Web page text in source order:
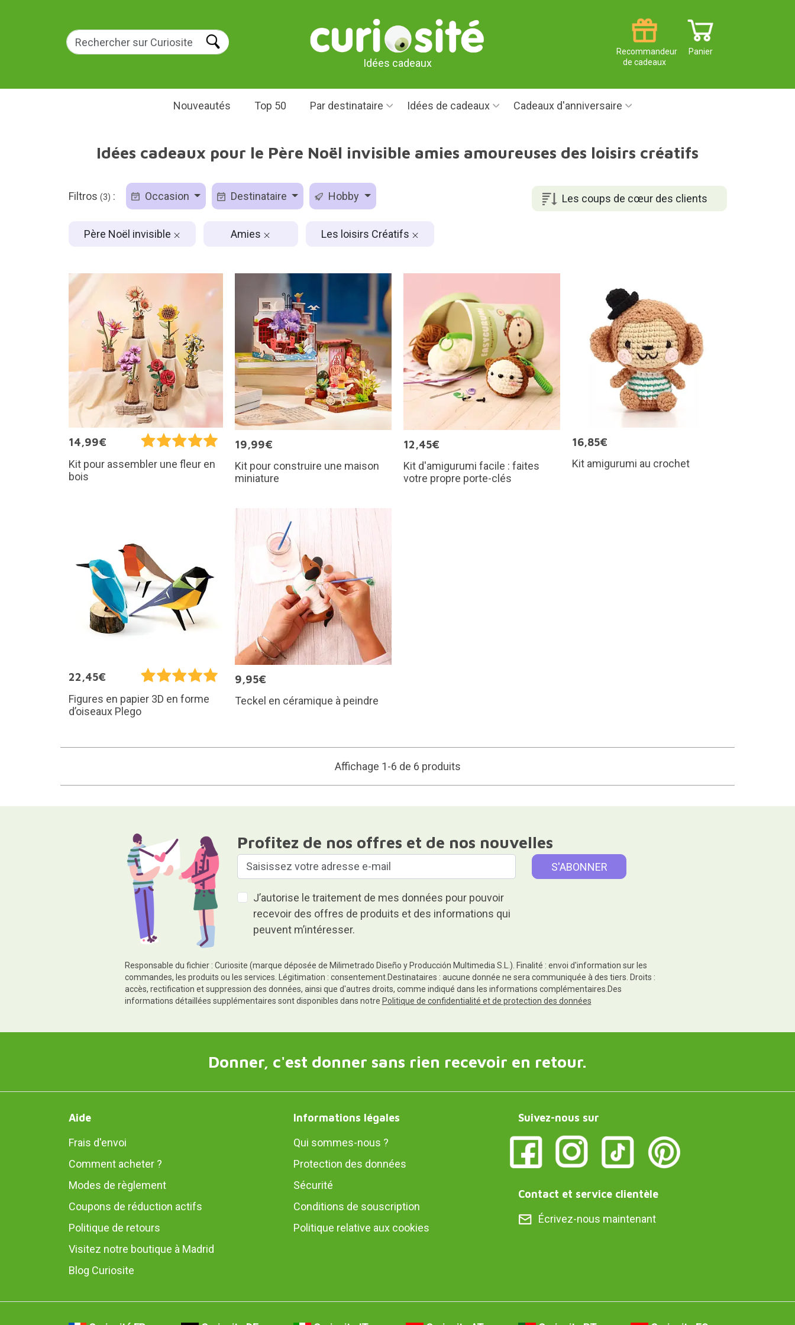
Idées cadeaux
Panier
Recommandeur
de cadeaux
Nouveautés Top 50 Par destinataire Idées de cadeaux Cadeaux d'anniversaire
Idées cadeaux pour le Père Noël invisible amies amoureuses des loisirs créatifs
Les coups de cœur des clients
Filtros (3) : Occasion Destinataire Hobby
Père Noël invisible Amies Les loisirs Créatifs
14,99€
Kit pour assembler une fleur en
bois
19,99€
Kit pour construire une maison
miniature
12,45€
Kit d'amigurumi facile : faites
votre propre porte-clés
16,85€
Kit amigurumi au crochet
22,45€
Figures en papier 3D en forme
d’oiseaux Plego
9,95€
Teckel en céramique à peindre
Affichage 1-6 de 6 produits
Profitez de nos offres et de nos nouvelles
J’autorise le traitement de mes données pour pouvoir
recevoir des offres de produits et des informations qui
peuvent m’intéresser.
Responsable du fichier : Curiosite (marque déposée de Milimetrado Diseño y Producción Multimedia S.L.). Finalité : envoi d'information sur les
commandes, les produits ou les services. Légitimation : consentement.Destinataires : aucune donnée ne sera communiquée à des tiers. Droits :
accès, rectification et suppression des données, ainsi que d'autres droits, comme indiqué dans les informations complémentaires.Des
informations détaillées supplémentaires sont disponibles dans notre Politique de confidentialité et de protection des données
Donner, c'est donner sans rien recevoir en retour.
Aide
Frais d'envoi
Comment acheter ?
Modes de règlement
Coupons de réduction actifs
Politique de retours
Visitez notre boutique à Madrid
Blog Curiosite
Informations légales
Qui sommes-nous ?
Protection des données
Sécurité
Conditions de souscription
Politique relative aux cookies
Suivez-nous sur
Contact et service clientèle
Écrivez-nous maintenant